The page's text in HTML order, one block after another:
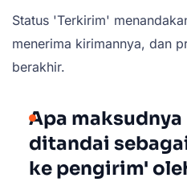
Status 'Terkirim'
menerima kirimannya, dan
berakhir.
Apa
ditandai
ke pengirim'